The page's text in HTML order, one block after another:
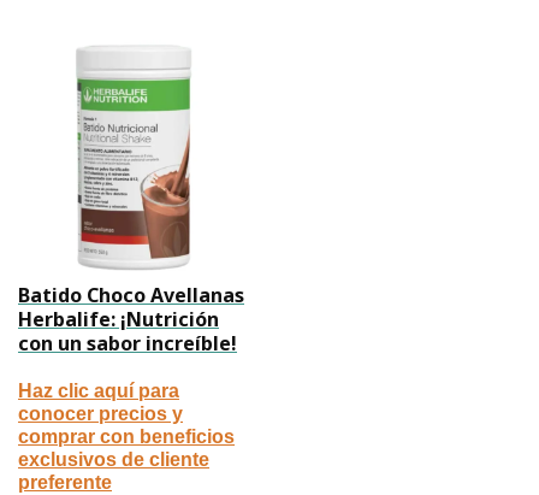
Batido Choco Avellanas
Herbalife: ¡Nutrición
con un sabor increíble!
Haz clic aquí para
conocer precios y
comprar con beneficios
exclusivos de cliente
preferente